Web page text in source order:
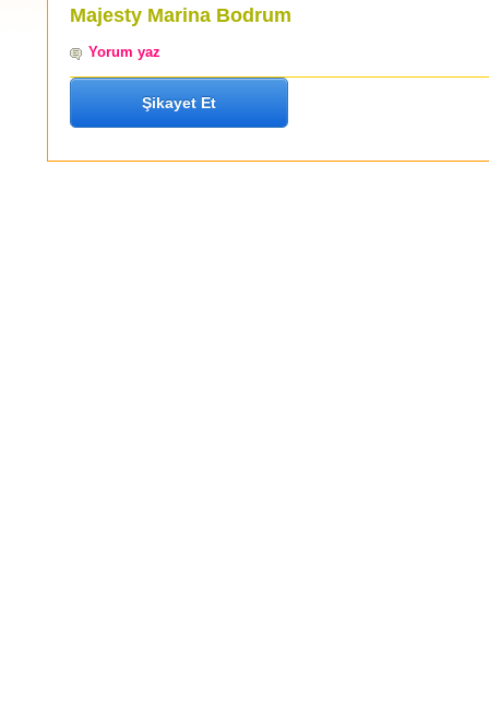
Majesty Marina Bodrum
Yorum yaz
Şikayet Et